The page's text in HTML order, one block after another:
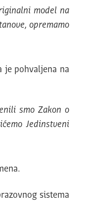
model na
opremamo
je pohvaljena na
smo Zakon o
Jedinstveni
sistema